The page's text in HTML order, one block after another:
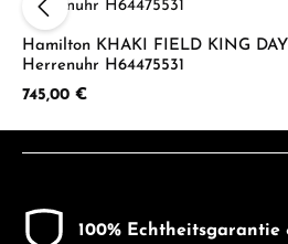
Hamilton KHAKI FIELD KING
Herrenuhr H64475531
Regulärer Preis:
745,00 €
100%